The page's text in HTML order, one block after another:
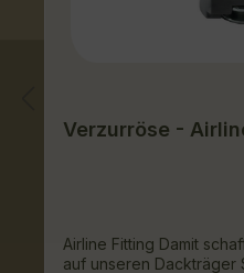
Verzurröse -
Airline Fitting Damit
auf unseren Dackträger